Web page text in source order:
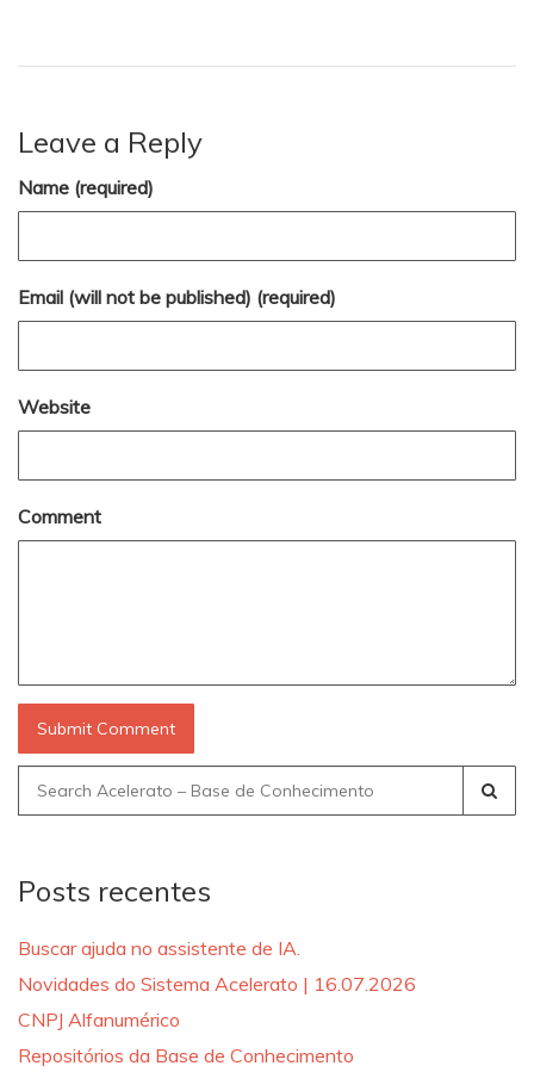
Leave a Reply
Name (required)
Email (will not be published) (required)
Website
Comment
Search
for:
Posts recentes
Buscar ajuda no assistente de IA.
Novidades do Sistema Acelerato | 16.07.2026
CNPJ Alfanumérico
Repositórios da Base de Conhecimento